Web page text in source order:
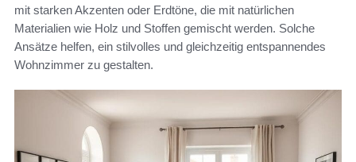
mit starken Akzenten oder Erdtöne, die mit natürlichen
Materialien wie Holz und Stoffen gemischt werden. Solche
Ansätze helfen, ein stilvolles und gleichzeitig entspannendes
Wohnzimmer zu gestalten.